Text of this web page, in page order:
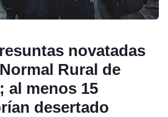
novatadas
Rural de
al menos 15
desertado